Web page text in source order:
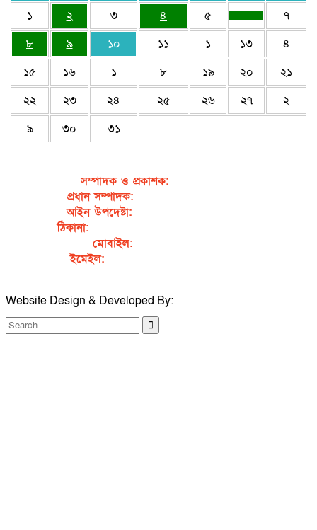
১ ২ ৩ ৪ ৫
৭
৮
৯ ১০ ১১ ১ ১৩
৪
১৫
১৬ ১ ৮ ১৯ ২০
২১
২২
২৩ ২৪ ২৫ ২৬ ২৭
২
৯
৩০ ৩১
সম্পাদক ও প্রকাশক:জেবুন্নেছা জেসি
প্রধান সম্পাদক:
আইন উপদেষ্টা:এডভোকেট নাসরিন আক্তার
ঠিকানা:গর্জনখোলা, চকবাজার, কুমিল্লা – ৩৫০০
মোবাইল:
ইমেইল:sahabibcomilla@gmail.com
Website Design & Developed By: